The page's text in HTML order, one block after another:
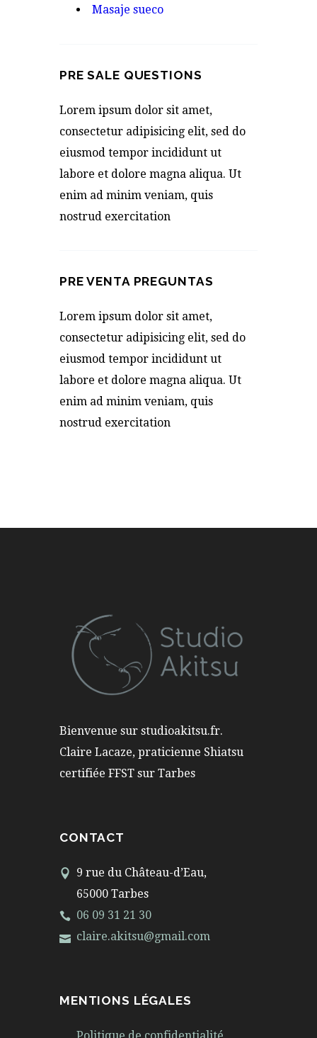
Masaje sueco
PRE SALE QUESTIONS
Lorem ipsum dolor sit amet,
consectetur adipisicing elit, sed do
eiusmod tempor incididunt ut
labore et dolore magna aliqua. Ut
enim ad minim veniam, quis
nostrud exercitation
PRE VENTA PREGUNTAS
Lorem ipsum dolor sit amet,
consectetur adipisicing elit, sed do
eiusmod tempor incididunt ut
labore et dolore magna aliqua. Ut
enim ad minim veniam, quis
nostrud exercitation
Bienvenue sur studioakitsu.fr.
Claire Lacaze, praticienne Shiatsu
certifiée FFST sur Tarbes
CONTACT
9 rue du Château-d’Eau,
65000 Tarbes
06 09 31 21 30
claire.akitsu@gmail.com
MENTIONS LÉGALES